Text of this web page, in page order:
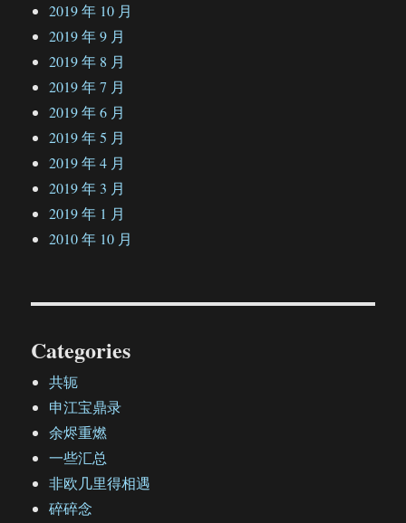
2019 年 10 月
2019 年 9 月
2019 年 8 月
2019 年 7 月
2019 年 6 月
2019 年 5 月
2019 年 4 月
2019 年 3 月
2019 年 1 月
2010 年 10 月
Categories
共轭
申江宝鼎录
余烬重燃
一些汇总
非欧几里得相遇
碎碎念